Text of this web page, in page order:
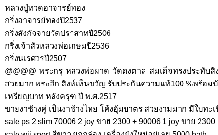
หลวงปู่ทวดอาจารย์ทอง
กริ่งอาจารย์ทองปี2537
กริ่งสังกัจจายวัดปราสาทปี2506
กริ่งเจ้าสัวหลวงพ่อเกษมปี2536
กริ่งนเรศวรปี2507
@@@@ พระกรุ หลวงพ่อผาด วัดดงตาล สมเด็จทรงประทับ
สวยมาก พระลึก สิงห์เห็นขวัญ รับประกันความแท้100 %พร้อมบั
เหรียญบาท หลังครุฑ ปี พ.ศ.2517
ขายงาช้างคู่ เป็นงาช้างไทย โค้งอุ้มบาตร สวยงามมาก มีใบทะ
sale ps 2 slim 70006 2 joy ขาย 2300 + 90006 1 joy ขาย 2300